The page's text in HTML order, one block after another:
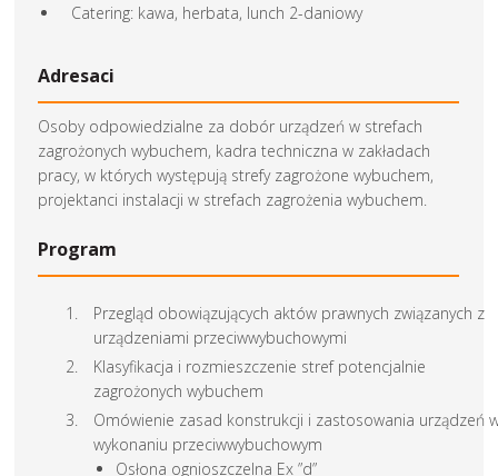
Catering: kawa, herbata, lunch 2-daniowy
Adresaci
Osoby odpowiedzialne za dobór urządzeń w strefach
zagrożonych wybuchem, kadra techniczna w zakładach
pracy, w których występują strefy zagrożone wybuchem,
projektanci instalacji w strefach zagrożenia wybuchem.
Program
Przegląd obowiązujących aktów prawnych związanych z
urządzeniami przeciwwybuchowymi
Klasyfikacja i rozmieszczenie stref potencjalnie
zagrożonych wybuchem
Omówienie zasad konstrukcji i zastosowania urządzeń
wykonaniu przeciwwybuchowym
Osłona ognioszczelna Ex ”d”